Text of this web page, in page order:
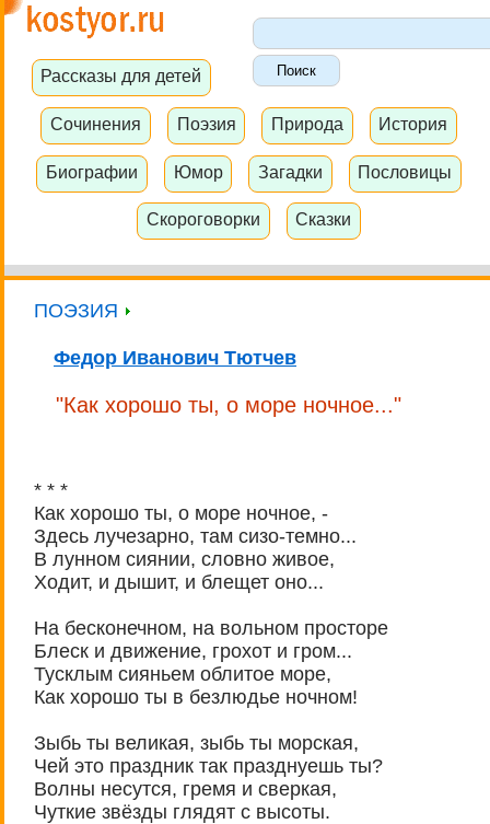
Рассказы для детей
Сочинения Поэзия Природа История
Биографии Юмор Загадки Пословицы
Скороговорки Сказки
ПОЭЗИЯ
Федор Иванович Тютчев
"Как хорошо ты, о море ночное..."
* * *
Как хорошо ты, о море ночное, -
Здесь лучезарно, там сизо-темно...
В лунном сиянии, словно живое,
Ходит, и дышит, и блещет оно...
На бесконечном, на вольном просторе
Блеск и движение, грохот и гром...
Тусклым сияньем облитое море,
Как хорошо ты в безлюдье ночном!
Зыбь ты великая, зыбь ты морская,
Чей это праздник так празднуешь ты?
Волны несутся, гремя и сверкая,
Чуткие звёзды глядят с высоты.